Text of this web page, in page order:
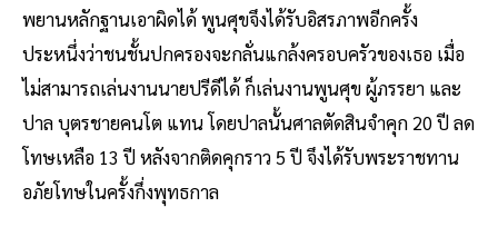
พยานหลักฐานเอาผิดได้ พูนศุขจึงได้รับอิสรภาพอีกครั้ง
ประหนึ่งว่าชนชั้นปกครองจะกลั่นแกล้งครอบครัวของเธอ เมื่อ
ไม่สามารถเล่นงานนายปรีดีได้ ก็เล่นงานพูนศุข ผู้ภรรยา และ
ปาล บุตรชายคนโต แทน โดยปาลนั้นศาลตัดสินจำคุก 20 ปี ลด
โทษเหลือ 13 ปี หลังจากติดคุกราว 5 ปี จึงได้รับพระราชทาน
อภัยโทษในครั้งกึ่งพุทธกาล